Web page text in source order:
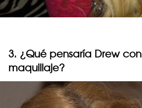
3. ¿Qué pensaría Drew
maquillaje?